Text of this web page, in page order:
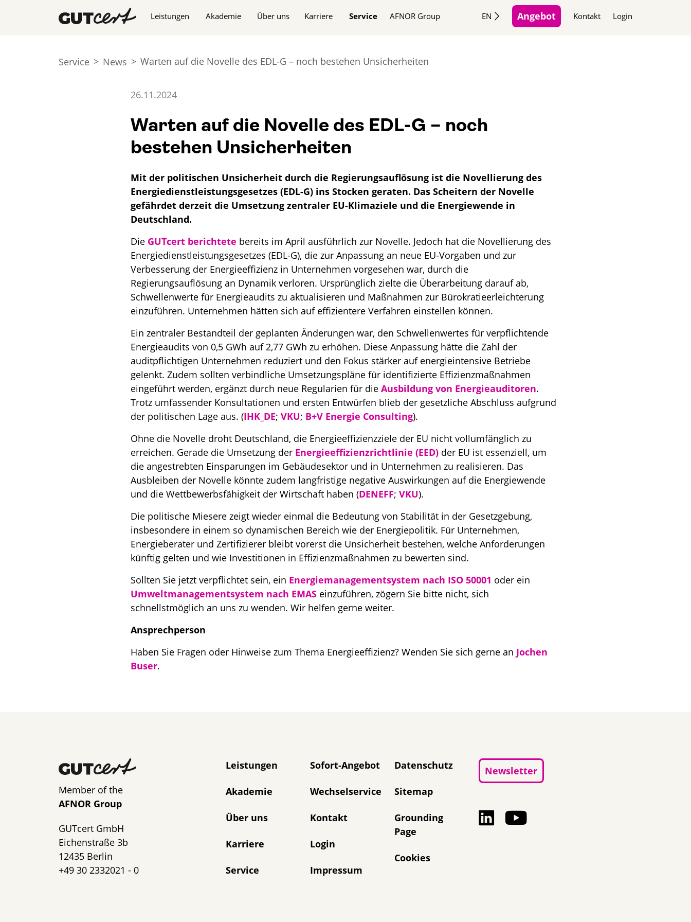
Leistungen
Akademie Über uns Karriere Service AFNOR Group EN Angebot Kontakt Login
Service News Warten auf die Novelle des EDL-G – noch bestehen Unsicherheiten
26.11.2024
Warten auf die Novelle des EDL-G – noch
bestehen Unsicherheiten
Mit der politischen Unsicherheit durch die Regierungsauflösung ist die Novellierung des
Energiedienstleistungsgesetzes (EDL-G) ins Stocken geraten. Das Scheitern der Novelle
gefährdet derzeit die Umsetzung zentraler EU-Klimaziele und die Energiewende in
Deutschland.
Die GUTcert berichtete bereits im April ausführlich zur Novelle. Jedoch hat die Novellierung des
Energiedienstleistungsgesetzes (EDL-G), die zur Anpassung an neue EU-Vorgaben und zur
Verbesserung der Energieeffizienz in Unternehmen vorgesehen war, durch die
Regierungsauflösung an Dynamik verloren. Ursprünglich zielte die Überarbeitung darauf ab,
Schwellenwerte für Energieaudits zu aktualisieren und Maßnahmen zur Bürokratieerleichterung
einzuführen. Unternehmen hätten sich auf effizientere Verfahren einstellen können.
Ein zentraler Bestandteil der geplanten Änderungen war, den Schwellenwertes für verpflichtende
Energieaudits von 0,5 GWh auf 2,77 GWh zu erhöhen. Diese Anpassung hätte die Zahl der
auditpflichtigen Unternehmen reduziert und den Fokus stärker auf energieintensive Betriebe
gelenkt. Zudem sollten verbindliche Umsetzungspläne für identifizierte Effizienzmaßnahmen
eingeführt werden, ergänzt durch neue Regularien für die Ausbildung von Energieauditoren.
Trotz umfassender Konsultationen und ersten Entwürfen blieb der gesetzliche Abschluss aufgrund
der politischen Lage aus. (IHK_DE; VKU; B+V Energie Consulting).
Ohne die Novelle droht Deutschland, die Energieeffizienzziele der EU nicht vollumfänglich zu
erreichen. Gerade die Umsetzung der Energieeffizienzrichtlinie (EED)der EU ist essenziell, um
die angestrebten Einsparungen im Gebäudesektor und in Unternehmen zu realisieren. Das
Ausbleiben der Novelle könnte zudem langfristige negative Auswirkungen auf die Energiewende
und die Wettbewerbsfähigkeit der Wirtschaft haben (DENEFF; VKU).
Die politische Miesere zeigt wieder einmal die Bedeutung von Stabilität in der Gesetzgebung,
insbesondere in einem so dynamischen Bereich wie der Energiepolitik. Für Unternehmen,
Energieberater und Zertifizierer bleibt vorerst die Unsicherheit bestehen, welche Anforderungen
künftig gelten und wie Investitionen in Effizienzmaßnahmen zu bewerten sind.
Sollten Sie jetzt verpflichtet sein, ein Energiemanagementsystem nach ISO 50001 oder ein
Umweltmanagementsystem nach EMASeinzuführen, zögern Sie bitte nicht, sich
schnellstmöglich an uns zu wenden. Wir helfen gerne weiter.
Ansprechperson
Haben Sie Fragen oder Hinweise zum Thema Energieeffizienz? Wenden Sie sich gerne an Jochen
Buser.
Member of the
AFNOR Group
GUTcert GmbH
Eichenstraße 3b
12435 Berlin
+49 30 2332021 - 0
Navigation überspringen
Leistungen
Akademie
Über uns
Karriere
Service
Sofort-Angebot
Wechselservice
Kontakt
Login
Impressum
Datenschutz
Sitemap
Grounding
Page
Cookies
Newsletter